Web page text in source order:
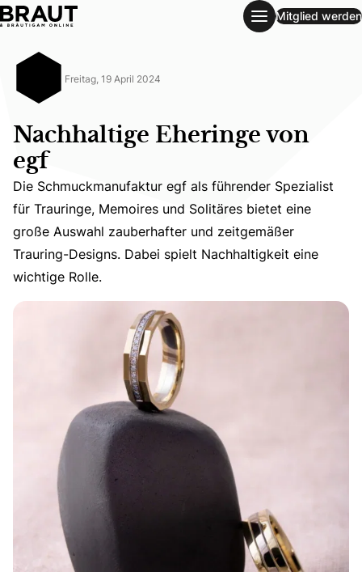
Mitglied werden
Freitag, 19 April 2024
Nachhaltige Eheringe von
egf
Die Schmuckmanufaktur egf als führender Spezialist
Die Schmuckmanufaktur egf als führender Spezialist
für Trauringe, Memoires und Solitäres bietet eine
große Auswahl zauberhafter und zeitgemäßer
Trauring-Designs. Dabei spielt Nachhaltigkeit eine
wichtige Rolle.